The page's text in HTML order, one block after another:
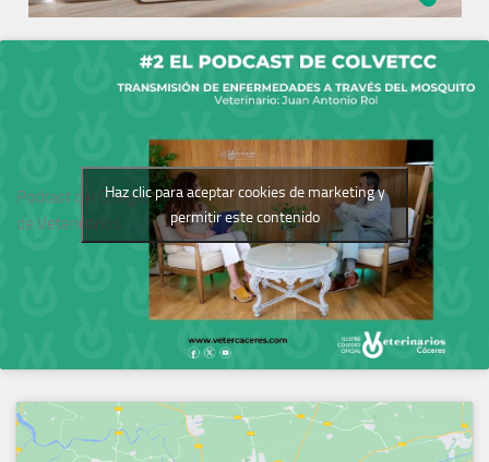
Podcast del Colegio
de Veterinarios
Haz clic para aceptar cookies de marketing y
permitir este contenido